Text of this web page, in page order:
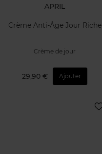
APRIL
Crème Anti-Âge Jour Riche
Crème de jour
29,90 € Ajouter